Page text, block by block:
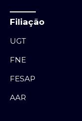
Filiação
UGT
FNE
FESAP
AAR